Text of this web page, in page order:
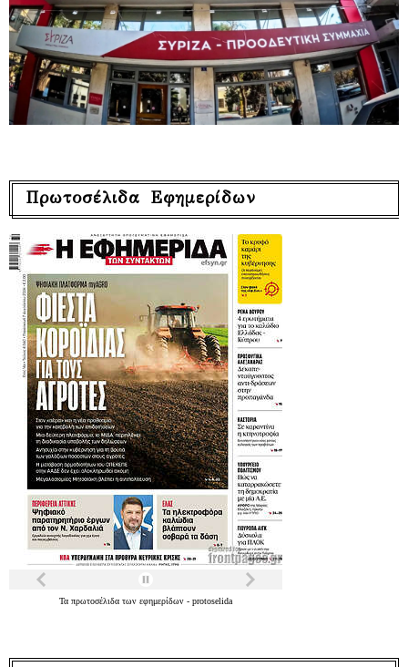
Πρωτοσέλιδα Εφημερίδων
Τα πρωτοσέλιδα των εφημερίδων - protoselida